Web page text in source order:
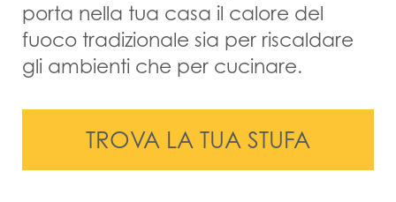
porta nella tua casa il calore del
fuoco tradizionale sia per riscaldare
gli ambienti che per cucinare.
TROVA LA TUA STUFA